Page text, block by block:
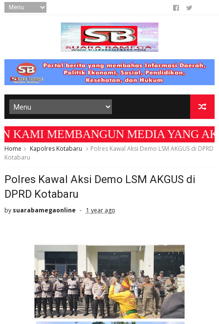
MEMBANGUN MEDIA YANG
Home Kapolres Kotabaru
Polres Kawal Aksi Demo LSM AKGUS di DPRD
Kotabaru
Polres Kawal Aksi Demo LSM AKGUS di
DPRD Kotabaru
by suarabamegaonline 1 year ago